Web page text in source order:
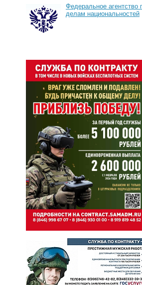
Федеральное агентство
делам национальностей